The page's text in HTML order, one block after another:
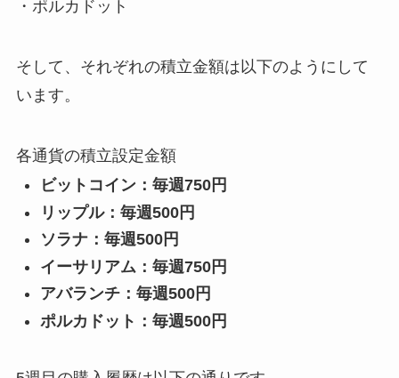
・ポルカドット
そして、それぞれの積立金額は以下のようにして
います。
各通貨の積立設定金額
ビットコイン：毎週750円
リップル：毎週500円
ソラナ：毎週500円
イーサリアム：毎週750円
アバランチ：毎週500円
ポルカドット：毎週500円